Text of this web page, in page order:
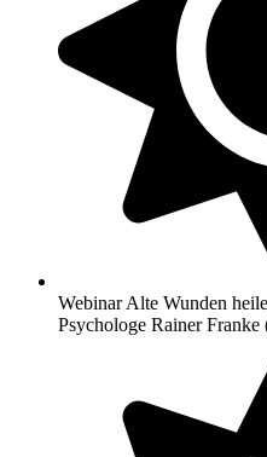
Webinar Alte Wunden
Psychologe Rainer